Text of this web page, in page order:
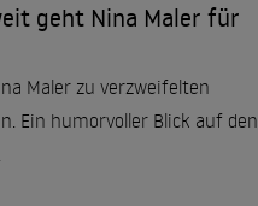
geht Nina Maler für
Maler zu verzweifelten
Ein humorvoller Blick auf den